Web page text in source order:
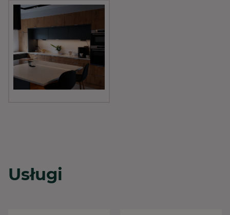
Usługi